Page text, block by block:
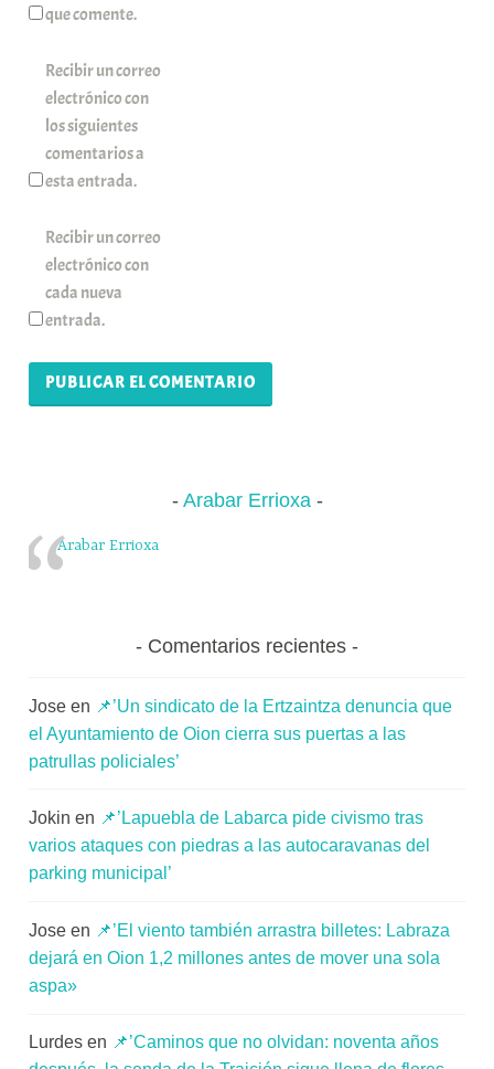
que comente.
Recibir un correo
electrónico con
los siguientes
comentarios a
esta entrada.
Recibir un correo
electrónico con
cada nueva
entrada.
Arabar Errioxa
Arabar Errioxa
Comentarios recientes
Jose en 📌’Un sindicato de la Ertzaintza denuncia que
el Ayuntamiento de Oion cierra sus puertas a las
patrullas policiales’
Jokin en 📌’Lapuebla de Labarca pide civismo tras
varios ataques con piedras a las autocaravanas del
parking municipal’
Jose en 📌’El viento también arrastra billetes: Labraza
dejará en Oion 1,2 millones antes de mover una sola
aspa»
Lurdes en 📌’Caminos que no olvidan: noventa años